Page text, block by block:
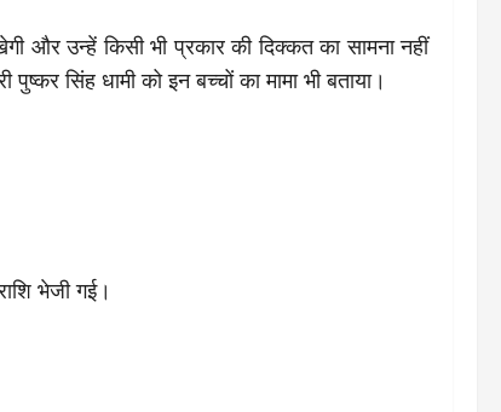
और उन्हें किसी भी प्रकार की दिक्कत का सामना नहीं
सिंह धामी को इन बच्चों का मामा भी बताया।
भेजी गई।